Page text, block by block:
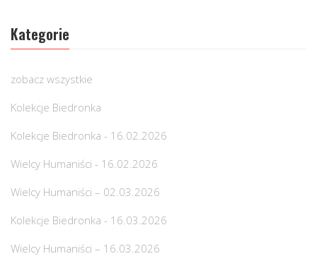
Kategorie
zobacz wszystkie
Kolekcje Biedronka
Kolekcje Biedronka - 16.02.2026
Wielcy Humaniści - 16.02.2026
Wielcy Humaniści – 02.03.2026
Kolekcje Biedronka - 16.03.2026
Wielcy Humaniści – 16.03.2026